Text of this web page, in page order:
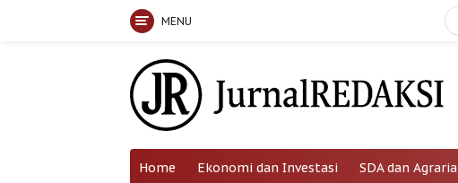
MENU
Home Ekonomi dan Investasi SDA dan Agraria